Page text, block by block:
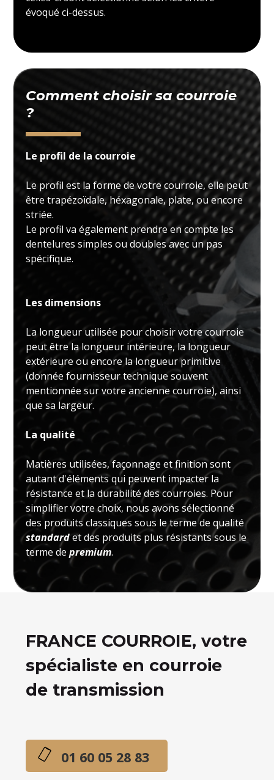
évoqué ci-dessus.
Comment choisir sa courroie
?
Le profil de la courroie
Le profil est la forme de votre courroie, elle peut
être trapézoïdale, héxagonale, plate, ou encore
striée.
Le profil va également prendre en compte les
dentelures simples ou doubles avec un pas
spécifique.
Les dimensions
La longueur utilisée pour choisir votre courroie
peut être la longueur intérieure, la longueur
extérieure ou encore la longueur primitive
(donnée fournisseur technique souvent
mentionnée sur votre ancienne courroie), ainsi
que sa largeur.
La qualité
Matières utilisées, façonnage et finition sont
autant d'éléments qui peuvent impacter la
résistance et la durabilité des courroies. Pour
simplifier votre choix, nous avons sélectionné
des produits classiques sous le terme de qualité
standardet des produits plus résistants sous le
terme depremium.
FRANCE COURROIE, votre
spécialiste en courroie
de transmission
01 60 05 28 83